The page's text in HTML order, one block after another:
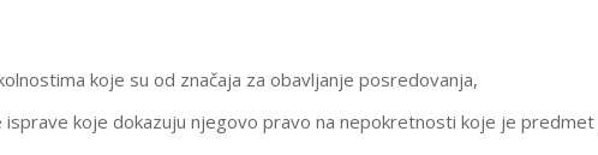
koje su od značaja za obavljanje posredovanja,
isprave koje dokazuju njegovo pravo na nepokretnosti koje je